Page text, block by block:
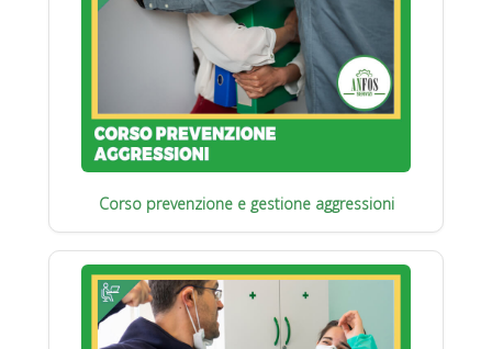
Corso prevenzione e gestione aggressioni